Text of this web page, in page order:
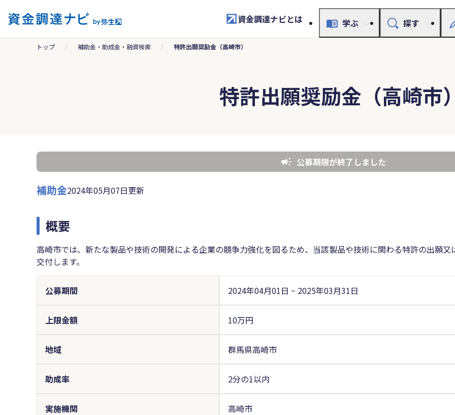
資金調達ナビとは 学ぶ 探す
トップ 補助金・助成金・融資検索 特許出願奨励金（高崎市）
特許出願奨励金（高崎市）
公募期限が終了しました
補助金2024年05月07日更新
概要
高崎市では、新たな製品や技術の開発による企業の競争力強化を図るため、当該製品や技術に関わる特許の出願
交付します。
公募期間 2024年04月01日 ~ 2025年03月31日
上限金額 10万円
地域 群馬県高崎市
助成率 2分の1以内
実施機関 高崎市